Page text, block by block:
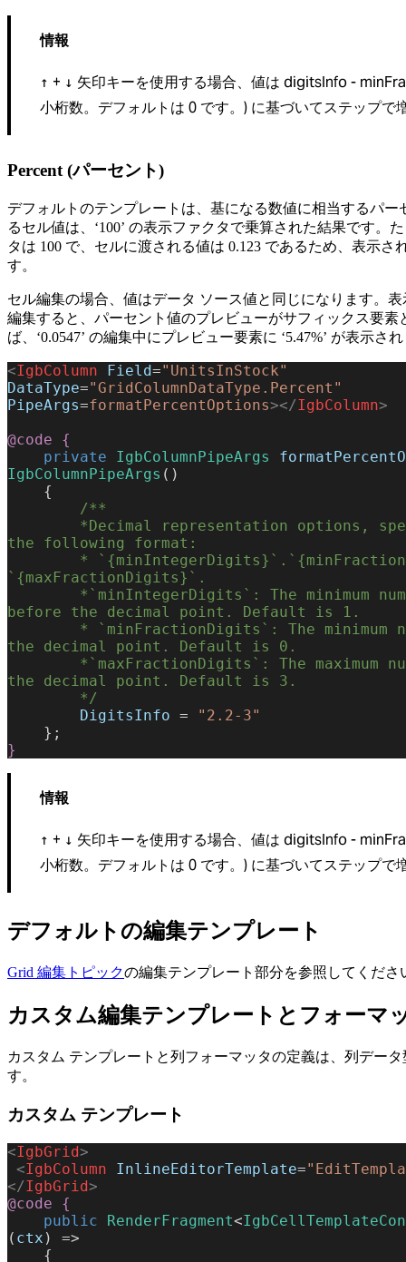
情報
↑ + ↓ 矢印キーを使用する場合、値は digitsInfo -
小桁数。デフォルトは 0 です。) に基づいてステップで
Percent (パーセント)
デフォルトのテンプレートは、基になる数値に相当するパ
るセル値は、‘100’ の表示ファクタで乗算された結果です。
タは 100 で、セルに渡される値は 0.123 であるため、表示さ
す。
セル編集の場合、値はデータ ソース値と同じになります。表
編集すると、パーセント値のプレビューがサフィックス要素
ば、‘0.0547’ の編集中にプレビュー要素に ‘5.47%’ が表示さ
<IgbColumn Field="UnitsInStock"
DataType="GridColumnDataType.Percent"
PipeArgs=formatPercentOptions></IgbColumn>
@code {
    private
IgbColumnPipeArgs
IgbColumnPipeArgs ()
    {
        /**
the following format:
`{maxFractionDigits}`.
before the decimal point. Default is 1.
the decimal point. Default is 0.
the decimal point. Default is 3.
        */
        DigitsInfo
=
"2.2-3"
    };
}
情報
↑ + ↓ 矢印キーを使用する場合、値は digitsInfo -
小桁数。デフォルトは 0 です。) に基づいてステップで
デフォルトの編集テンプレート
Grid 編集トピックの編集テンプレート部分を参照してくださ
カスタム編集テンプレートとフォーマ
カスタム テンプレートと列フォーマッタの定義は、列デー
す。
カスタム テンプレート
<IgbGrid>
<IgbColumn InlineEditorTemplate=
</IgbGrid>
@code {
    public
RenderFragment<
( ctx ) =>
    {